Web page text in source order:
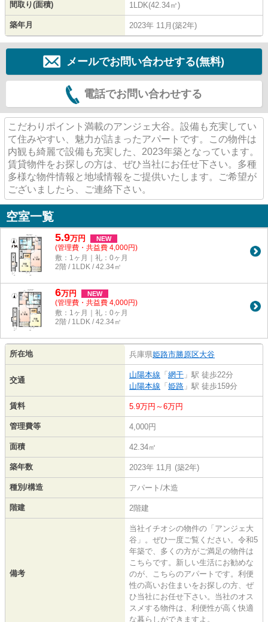
間取り(面積) 1LDK(42.34㎡)
築年月 2023年 11月(築2年)
メールでお問い合わせする(無料)
電話でお問い合わせする
こだわりポイント満載のアンジェ大谷。設備も充実してい
て住みやすい、魅力が詰まったアパートです。この物件は
内観も綺麗で設備も充実した、2023年築となっています。
賃貸物件をお探しの方は、ぜひ当社にお任せ下さい。多種
多様な物件情報と地域情報をご提供いたします。ご希望が
ございましたら、ご連絡下さい。
空室一覧
5.9万円 NEW
(管理費・共益費 4,000円)
敷：1ヶ月｜礼：0ヶ月
2階 / 1LDK / 42.34㎡
6万円 NEW
(管理費・共益費 4,000円)
敷：1ヶ月｜礼：0ヶ月
2階 / 1LDK / 42.34㎡
所在地 兵庫県姫路市勝原区大谷
交通
山陽本線 「 網干 」駅 徒歩22分
山陽本線 「 姫路 」駅 徒歩159分
賃料 5.9万円～6万円
管理費等 4,000円
面積 42.34㎡
築年数 2023年 11月 (築2年)
種別/構造 アパート/木造
階建 2階建
備考
当社イチオシの物件の「アンジェ大
谷」。ぜひ一度ご覧ください。令和5
年築で、多くの方がご満足の物件は
こちらです。新しい生活にお勧めな
のが、こちらのアパートです。利便
性の高いお住まいをお探しの方、ぜ
ひ当社にお任せ下さい。当社のオス
スメする物件は、利便性が高く快適
な暮らしができますよ。